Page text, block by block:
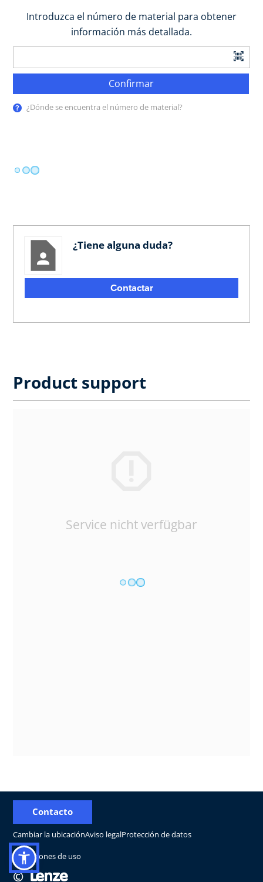
Introduzca el número de material para obtener
información más detallada.
Confirmar
¿Dónde se encuentra el número de material?
¿Tiene alguna duda?
Contactar
Product support
Service nicht verfügbar
©
Cambiar la ubicaciónAviso legalProtección de datos
Condiciones de uso
Contacto